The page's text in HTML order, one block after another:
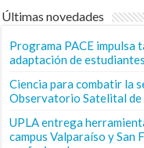
Últimas novedades
Programa PACE
adaptación de
Ciencia para combatir la
Observatorio Satelital de
UPLA entrega
campus Valparaíso y San